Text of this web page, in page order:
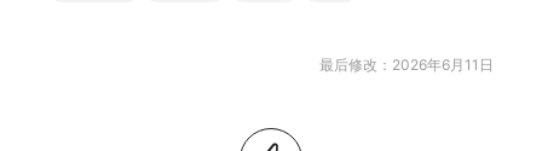
最后修改：2026年6月11日